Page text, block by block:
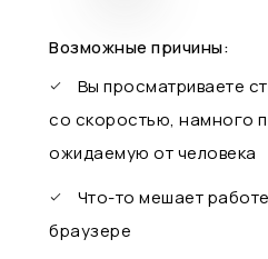
Возможные причины:
Вы просматриваете
со скоростью, намного
ожидаемую от человека
Что-то мешает
браузере